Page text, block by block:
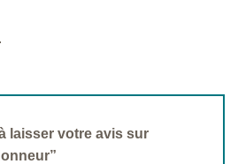
laisser votre avis sur